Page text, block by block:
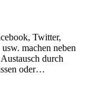
Twitter,
machen neben
durch
oder…